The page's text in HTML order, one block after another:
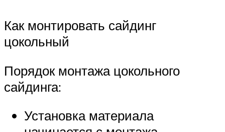
Как монтировать сайдинг
цокольный
Порядок монтажа цокольного
сайдинга:
Установка материала